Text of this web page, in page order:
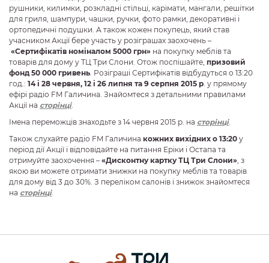
рушники, килимки, розкладні стільці, карімати, мангали, решітки
для гриля, шампури, чашки, ручки, фото рамки, декоративні і
ортопедичні подушки. А також кожен покупець, який став
учасником Акції бере участь у розіграшах заохочень –
«Сертифікатів номіналом 5000 грн» на покупку меблів та
товарів для дому у ТЦ Три Слони. Отож поспішайте, призовий
фонд 50 000 гривень. Розіграші Сертифікатів відбудуться о 13:20
год.: 14 і 28 червня, 12 і 26 липня та 9 серпня 2015 р. у прямому
ефірі радіо FM Галичина. Знайомтеся з детальними правилами
Акції на сторінці.
Імена переможців знаходьте з 14 червня 2015 р. на сторінці.
Також слухайте радіо FM Галичина кожних вихідних о 13:20 у
період дії Акції і відповідайте на питання Еріки і Остапа та
отримуйте заохочення – «Дисконтну картку ТЦ Три Слони», з
якою ви можете отримати знижки на покупку меблів та товарів
для дому від 3 до 30%. З переліком салонів і знижок знайомтеся
на сторінці.